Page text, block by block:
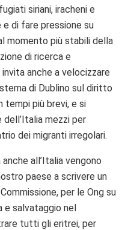
siriani, iracheni e
di fare pressione su
momento più stabili della
di ricerca e
anche a velocizzare
di Dublino sul diritto
tempi più brevi, e si
mezzi per
dei migranti irregolari.
anche all’Italia vengono
paese a scrivere un
per le Ong su
e salvataggio nel
tutti gli eritrei, per